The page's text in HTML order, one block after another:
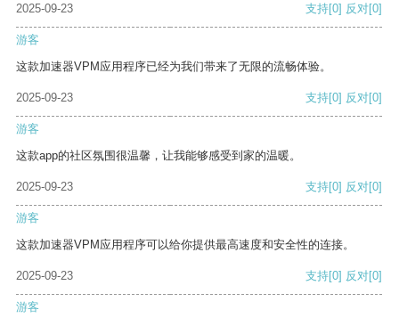
2025-09-23
支持[0] 反对[0]
游客
这款加速器VPM应用程序已经为我们带来了无限的流畅体验。
2025-09-23 支持[0] 反对[0]
游客
这款app的社区氛围很温馨，让我能够感受到家的温暖。
2025-09-23 支持[0] 反对[0]
游客
这款加速器VPM应用程序可以给你提供最高速度和安全性的连接。
2025-09-23 支持[0] 反对[0]
游客